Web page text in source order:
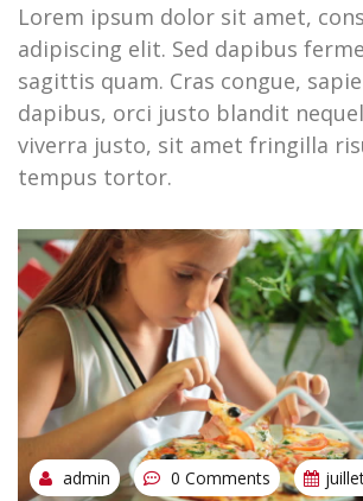
Lorem ipsum dolor sit amet,
adipiscing elit. Sed dapibus
sagittis quam. Cras congue,
dapibus, orci justo blandit
viverra justo, sit amet fringilla
tempus tortor.
admin 0 Comments